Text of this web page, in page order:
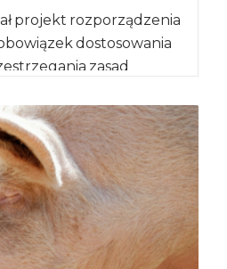
projekt rozporządzenia
dostosowania
zasad
do […]